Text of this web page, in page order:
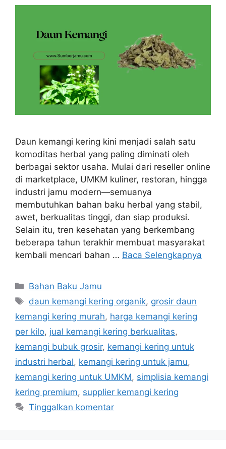
Daun kemangi kering kini menjadi salah satu
komoditas herbal yang paling diminati oleh
berbagai sektor usaha. Mulai dari reseller online
di marketplace, UMKM kuliner, restoran, hingga
industri jamu modern—semuanya
membutuhkan bahan baku herbal yang stabil,
awet, berkualitas tinggi, dan siap produksi.
Selain itu, tren kesehatan yang berkembang
beberapa tahun terakhir membuat masyarakat
kembali mencari bahan … Baca Selengkapnya
Kategori
Bahan Baku Jamu
Tag
daun kemangi kering organik, grosir daun
kemangi kering murah, harga kemangi kering
per kilo, jual kemangi kering berkualitas,
kemangi bubuk grosir, kemangi kering untuk
industri herbal, kemangi kering untuk jamu,
kemangi kering untuk UMKM, simplisia kemangi
kering premium, supplier kemangi kering
Tinggalkan komentar